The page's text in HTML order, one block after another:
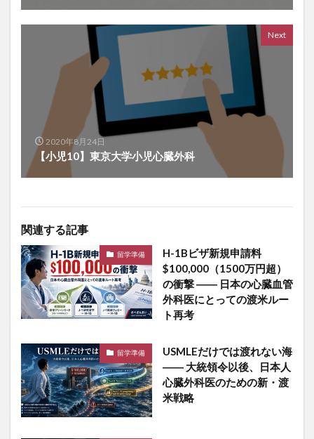
Next
2020年8月24日
【小児10】東京大学小児心臓外科
関連する記事
留学準備
H-1Bビザ新規申請料
$100,000（1500万円超）
の衝撃 ―― 日本の心臓血管
外科医にとっての渡米ルー
ト再考
留学準備
USMLEだけでは渡れない海
―― 大統領令以後、日本人
心臓外科医のための新・渡
米戦略